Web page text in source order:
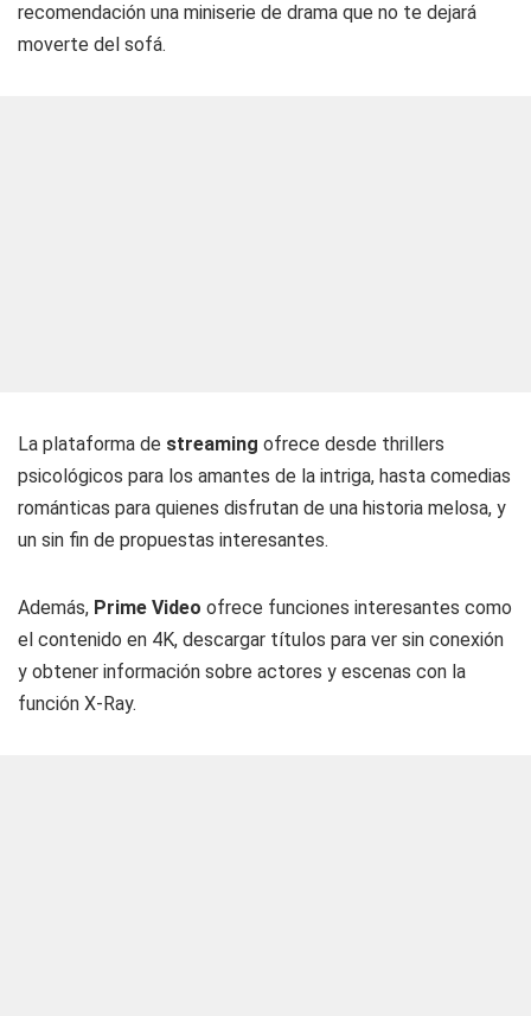
recomendación una miniserie de drama que no te dejará
moverte del sofá.
La plataforma de streaming ofrece desde thrillers
psicológicos para los amantes de la intriga, hasta comedias
románticas para quienes disfrutan de una historia melosa, y
un sin fin de propuestas interesantes.
Además, Prime Video ofrece funciones interesantes como
el contenido en 4K, descargar títulos para ver sin conexión
y obtener información sobre actores y escenas con la
función X-Ray.